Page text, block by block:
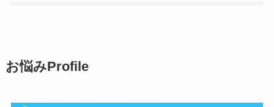
お悩みProfile